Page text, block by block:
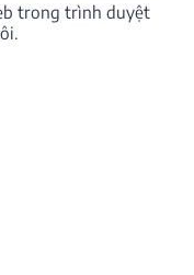
trong trình duyệt